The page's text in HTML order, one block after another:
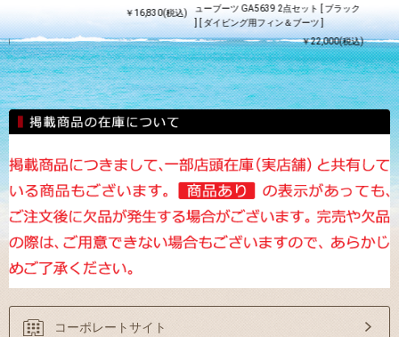
)
￥16,830(税込)
ューブーツ GA5639 2点セット [ ブラック
] [ ダイビング用フィン＆ブーツ ]
￥22,000(税込)
コーポレートサイト